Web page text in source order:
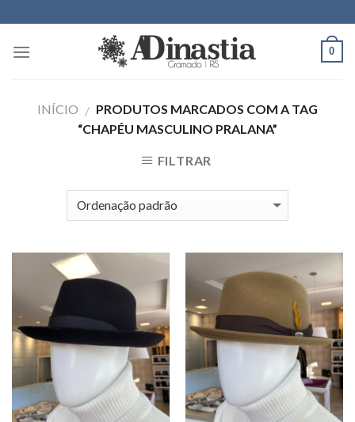
to
content
0
INÍCIO / PRODUTOS MARCADOS COM A TAG
“CHAPÉU MASCULINO PRALANA”
FILTRAR